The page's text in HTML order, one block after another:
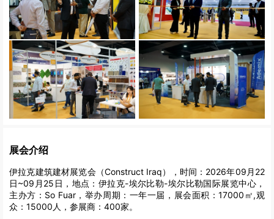
展会介绍
伊拉克建筑建材展览会（Construct Iraq），时间：2026年09月22
日~09月25日，地点：伊拉克-埃尔比勒-埃尔比勒国际展览中心，
主办方：So Fuar，举办周期：一年一届，展会面积：17000㎡,观
众：15000人，参展商：400家。